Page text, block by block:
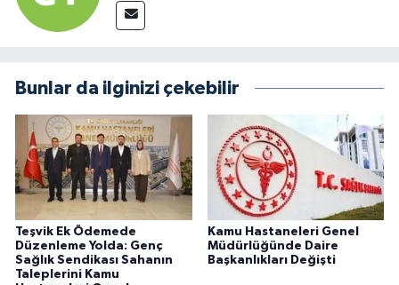
Bunlar da ilginizi çekebilir
Teşvik Ek Ödemede
Düzenleme Yolda: Genç
Sağlık Sendikası Sahanın
Taleplerini Kamu
Kamu Hastaneleri Genel
Müdürlüğünde Daire
Başkanlıkları Değişti